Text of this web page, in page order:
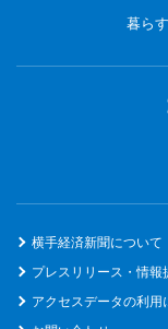
暮ら
横手経済新聞について
プレスリリース・情報
アクセスデータの利用